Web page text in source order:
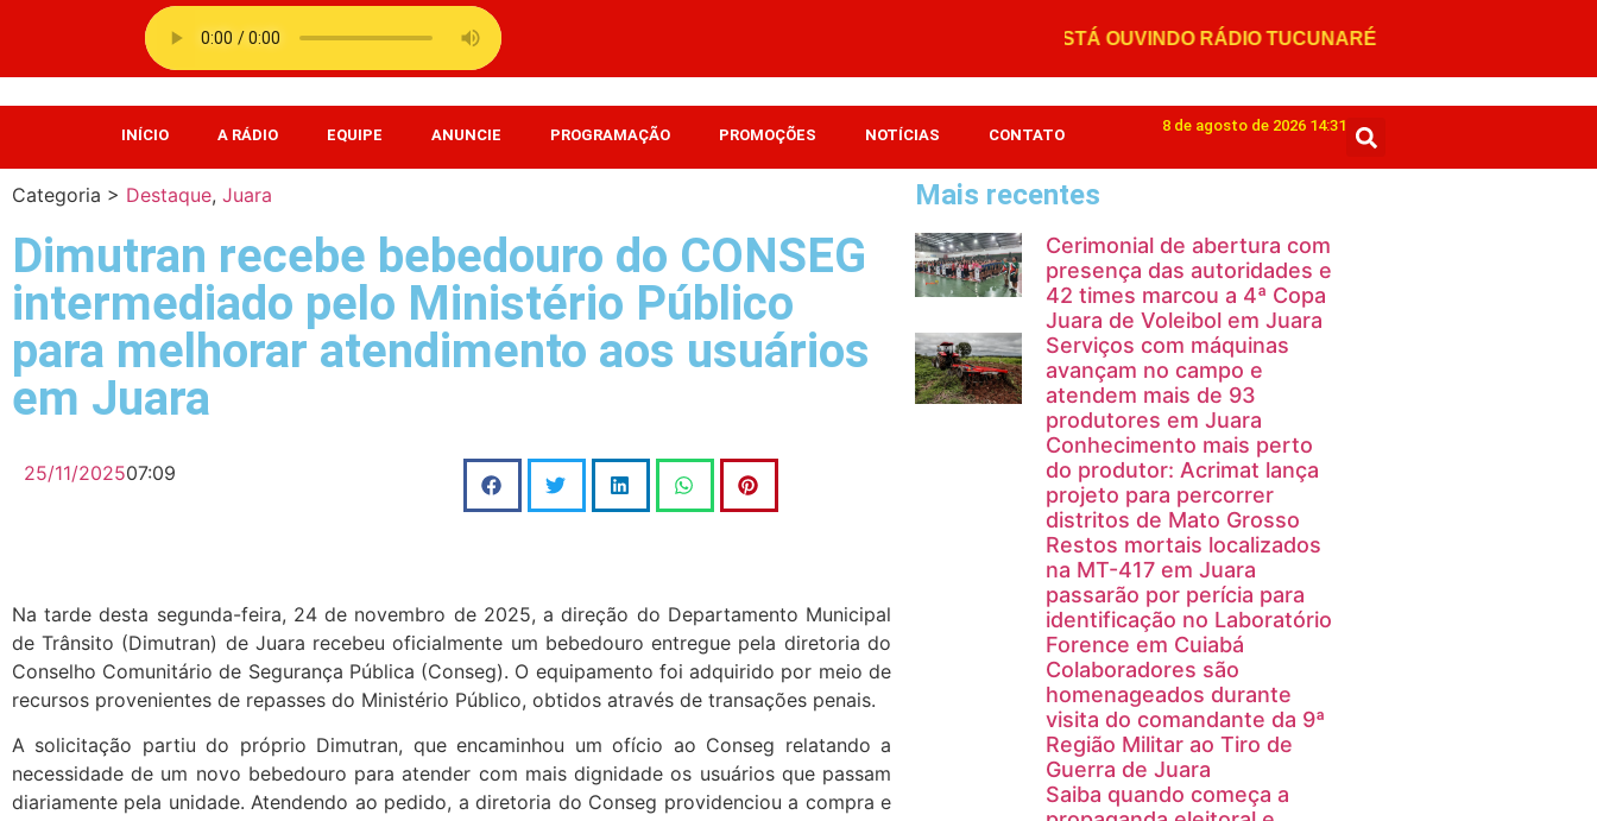
INÍCIO A RÁDIO EQUIPE ANUNCIE PROGRAMAÇÃO PROMOÇÕES NOTÍCIAS CONTATO
8 de agosto de 2026 14:31
Categoria > Destaque, Juara
Dimutran recebe bebedouro do CONSEG
intermediado pelo Ministério Público
para melhorar atendimento aos usuários
em Juara
25/11/202507:09
Na tarde desta segunda-feira, 24 de novembro de 2025, a direção do Departamento Municipal
de Trânsito (Dimutran) de Juara recebeu oficialmente um bebedouro entregue pela diretoria do
Conselho Comunitário de Segurança Pública (Conseg). O equipamento foi adquirido por meio de
recursos provenientes de repasses do Ministério Público, obtidos através de transações penais.
A solicitação partiu do próprio Dimutran, que encaminhou um ofício ao Conseg relatando a
necessidade de um novo bebedouro para atender com mais dignidade os usuários que passam
diariamente pela unidade. Atendendo ao pedido, a diretoria do Conseg providenciou a compra e
Mais recentes
Cerimonial de abertura com
presença das autoridades e
42 times marcou a 4ª Copa
Juara de Voleibol em Juara
Serviços com máquinas
avançam no campo e
atendem mais de 93
produtores em Juara
Conhecimento mais perto
do produtor: Acrimat lança
projeto para percorrer
distritos de Mato Grosso
Restos mortais localizados
na MT-417 em Juara
passarão por perícia para
identificação no Laboratório
Forence em Cuiabá
Colaboradores são
homenageados durante
visita do comandante da 9ª
Região Militar ao Tiro de
Guerra de Juara
Saiba quando começa a